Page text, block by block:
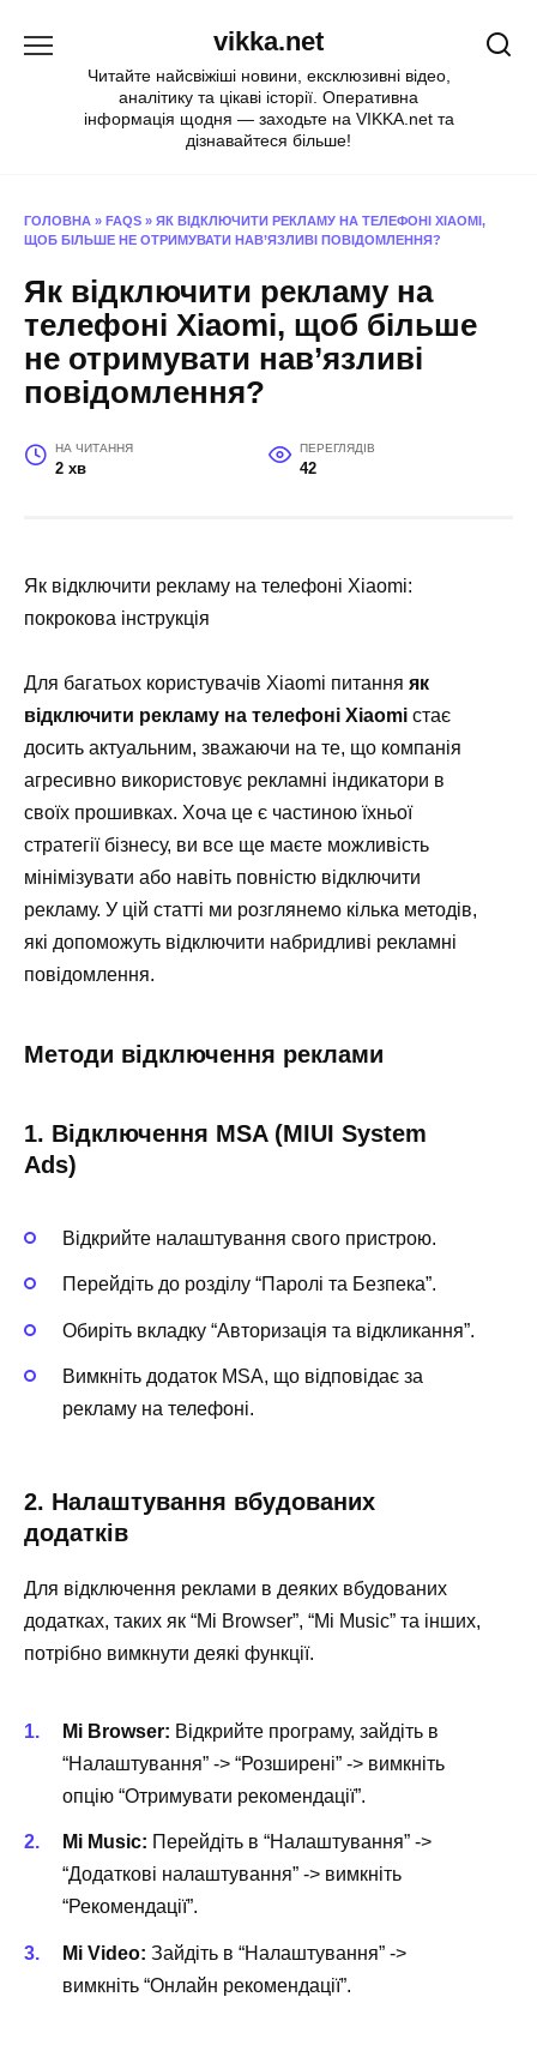
vikka.net
Читайте найсвіжіші новини, ексклюзивні відео,
аналітику та цікаві історії. Оперативна
інформація щодня — заходьте на VIKKA.net та
дізнавайтеся більше!
ГОЛОВНА » FAQS » ЯК ВІДКЛЮЧИТИ РЕКЛАМУ НА ТЕЛЕФОНІ XIAOMI,
ЩОБ БІЛЬШЕ НЕ ОТРИМУВАТИ НАВ’ЯЗЛИВІ ПОВІДОМЛЕННЯ?
Як відключити рекламу на
телефоні Xiaomi, щоб більше
не отримувати нав’язливі
повідомлення?
НА ЧИТАННЯ
2 хв
ПЕРЕГЛЯДІВ
42
Як відключити рекламу на телефоні Xiaomi:
покрокова інструкція
Для багатьох користувачів Xiaomi питання як
відключити рекламу на телефоні Xiaomi стає
досить актуальним, зважаючи на те, що компанія
агресивно використовує рекламні індикатори в
своїх прошивках. Хоча це є частиною їхньої
стратегії бізнесу, ви все ще маєте можливість
мінімізувати або навіть повністю відключити
рекламу. У цій статті ми розглянемо кілька методів,
які допоможуть відключити набридливі рекламні
повідомлення.
Методи відключення реклами
1. Відключення MSA (MIUI System
Ads)
Відкрийте налаштування свого пристрою.
Перейдіть до розділу “Паролі та Безпека”.
Обиріть вкладку “Авторизація та відкликання”.
Вимкніть додаток MSA, що відповідає за
рекламу на телефоні.
2. Налаштування вбудованих
додатків
Для відключення реклами в деяких вбудованих
додатках, таких як “Mi Browser”, “Mi Music” та інших,
потрібно вимкнути деякі функції.
Mi Browser: Відкрийте програму, зайдіть в
“Налаштування” -> “Розширені” -> вимкніть
опцію “Отримувати рекомендації”.
Mi Music: Перейдіть в “Налаштування” ->
“Додаткові налаштування” -> вимкніть
“Рекомендації”.
Mi Video: Зайдіть в “Налаштування” ->
вимкніть “Онлайн рекомендації”.